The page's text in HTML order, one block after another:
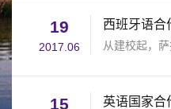
19
2017.06
西班牙语合
15